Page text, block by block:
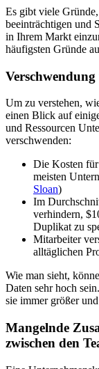
Es gibt viele
beeinträchtigen und
in Ihrem Markt
häufigsten Gründe
Um zu verstehen,
einen Blick auf
und Ressourcen
verschwenden:
Die Kosten
meisten
Sloan)
Im
verhindern,
Duplikat zu
Mitarbeiter
alltäglichen
Wie man sieht,
Daten sehr hoch
sie immer größer
Mangelnde
zwischen den